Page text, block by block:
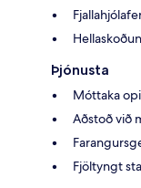
Þjónusta
Móttaka
Aðstoð við
Fjöltyngt